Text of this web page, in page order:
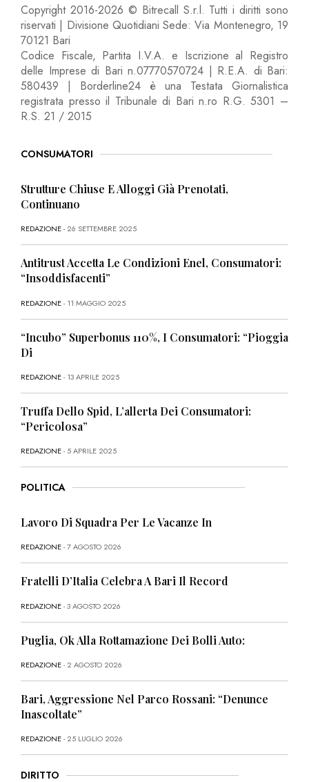
Copyright 2016-2026 © Bitrecall S.r.l. Tutti i diritti sono
riservati | Divisione Quotidiani Sede: Via Montenegro, 19
70121 Bari
Codice Fiscale, Partita I.V.A. e Iscrizione al Registro
delle Imprese di Bari n.07770570724 | R.E.A. di Bari:
580439 | Borderline24 è una Testata Giornalistica
registrata presso il Tribunale di Bari n.ro R.G. 5301 –
R.S. 21 / 2015
CONSUMATORI
Strutture Chiuse E Alloggi Già Prenotati,
Continuano
REDAZIONE- 26 SETTEMBRE 2025
Antitrust Accetta Le Condizioni Enel, Consumatori:
“Insoddisfacenti”
REDAZIONE- 11 MAGGIO 2025
“Incubo” Superbonus 110%, I Consumatori: “Pioggia
Di
REDAZIONE- 13 APRILE 2025
Truffa Dello Spid, L’allerta Dei Consumatori:
“Pericolosa”
REDAZIONE- 5 APRILE 2025
POLITICA
Lavoro Di Squadra Per Le Vacanze In
REDAZIONE- 7 AGOSTO 2026
Fratelli D’Italia Celebra A Bari Il Record
REDAZIONE- 3 AGOSTO 2026
Puglia, Ok Alla Rottamazione Dei Bolli Auto:
REDAZIONE- 2 AGOSTO 2026
Bari, Aggressione Nel Parco Rossani: “Denunce
Inascoltate”
REDAZIONE- 25 LUGLIO 2026
DIRITTO